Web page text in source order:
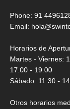
Phone: 91
Email:
Horarios de
Martes - Viernes:
17.00 - 19.00
Sábado: 11.30 -
Otros horarios